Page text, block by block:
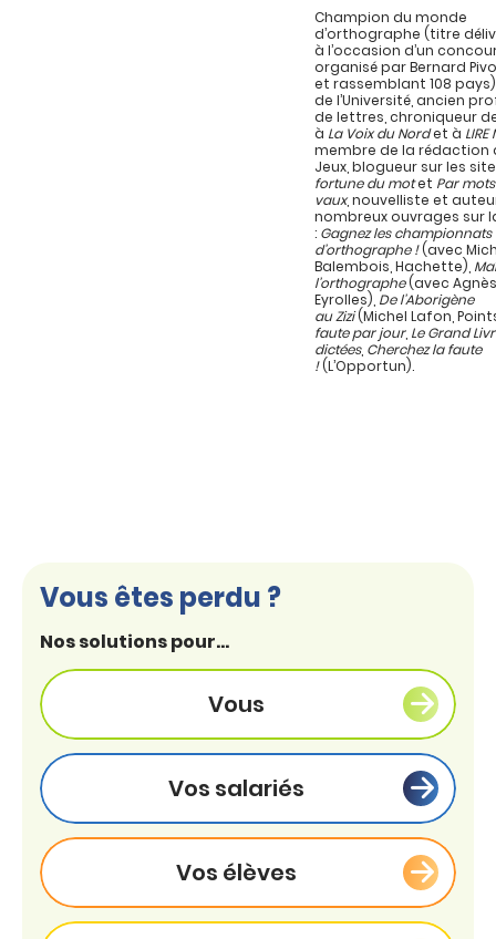
Champion du monde
d’orthographe (titre
à l’occasion d’un
organisé par Bernard
et rassemblant 108
de l’Université, ancien
de lettres, chroniqueur
à La Voix du Nordet à
membre de la rédaction
Jeux, blogueur sur les
fortune du motet Par
vaux, nouvelliste et
nombreux ouvrages sur
: Gagnez les championnats
d’orthographe !(avec
Balembois, Hachette),
l’orthographe(avec
Eyrolles), De l’Aborigène
au Zizi(Michel Lafon,
faute par jour, Le Grand
dictées, Cherchez la faute
!(L’Opportun).
Vous êtes perdu ?
Nos solutions pour...
Vous
Vos salariés
Vos élèves